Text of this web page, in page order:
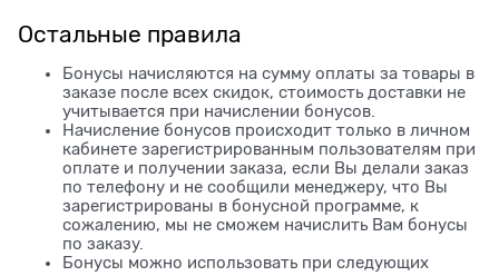
Остальные правила
Бонусы начисляются на сумму оплаты за товары в
заказе после всех скидок, стоимость доставки не
учитывается при начислении бонусов.
Начисление бонусов происходит только в личном
кабинете зарегистрированным пользователям при
оплате и получении заказа, если Вы делали заказ
по телефону и не сообщили менеджеру, что Вы
зарегистрированы в бонусной программе, к
сожалению, мы не сможем начислить Вам бонусы
по заказу.
Бонусы можно использовать при следующих